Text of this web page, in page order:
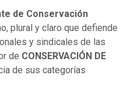
de Conservación
plural y claro que defiende
y sindicales de las
de CONSERVACIÓN DE
de sus categorías